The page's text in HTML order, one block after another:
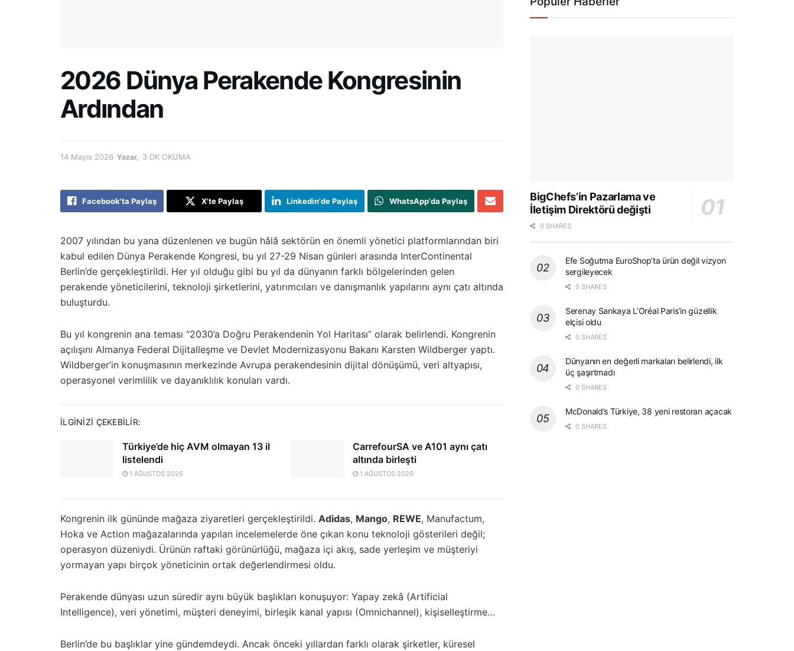
2026 Dünya Perakende Kongresinin
Ardından
14 Mayıs 2026 Yazar 3 DK OKUMA
Facebook'ta Paylaş X'te Paylaş Linkedin'de Paylaş WhatsApp'da Paylaş
2007 yılından bu yana düzenlenen ve bugün hâlâ sektörün en önemli yönetici platformlarından biri
kabul edilen Dünya Perakende Kongresi, bu yıl 27-29 Nisan günleri arasında InterContinental
Berlin’de gerçekleştirildi. Her yıl olduğu gibi bu yıl da dünyanın farklı bölgelerinden gelen
perakende yöneticilerini, teknoloji şirketlerini, yatırımcıları ve danışmanlık yapılarını aynı çatı altında
buluşturdu.
Bu yıl kongrenin ana teması “2030’a Doğru Perakendenin Yol Haritası” olarak belirlendi. Kongrenin
açılışını Almanya Federal Dijitalleşme ve Devlet Modernizasyonu Bakanı Karsten Wildberger yaptı.
Wildberger’in konuşmasının merkezinde Avrupa perakendesinin dijital dönüşümü, veri altyapısı,
operasyonel verimlilik ve dayanıklılık konuları vardı.
İLGINIZI ÇEKEBILIR:
Türkiye’de hiç AVM olmayan 13 il
listelendi
1 AĞUSTOS 2026
CarrefourSA ve A101 aynı çatı
altında birleşti
1 AĞUSTOS 2026
Kongrenin ilk gününde mağaza ziyaretleri gerçekleştirildi. Adidas, Mango, REWE, Manufactum,
Hoka ve Action mağazalarında yapılan incelemelerde öne çıkan konu teknoloji gösterileri değil;
operasyon düzeniydi. Ürünün raftaki görünürlüğü, mağaza içi akış, sade yerleşim ve müşteriyi
yormayan yapı birçok yöneticinin ortak değerlendirmesi oldu.
Perakende dünyası uzun süredir aynı büyük başlıkları konuşuyor: Yapay zekâ (Artificial
Intelligence), veri yönetimi, müşteri deneyimi, birleşik kanal yapısı (Omnichannel), kişiselleştirme…
Berlin’de bu başlıklar yine gündemdeydi. Ancak önceki yıllardan farklı olarak şirketler, küresel
BigChefs’in Pazarlama ve
İletişim Direktörü değişti
0 SHARES
Efe Soğutma EuroShop’ta ürün değil vizyon
sergileyecek
0 SHARES
Serenay Sarıkaya L’Oréal Paris’in güzellik
elçisi oldu
0 SHARES
Dünyanın en değerli markaları belirlendi, ilk
üç şaşırtmadı
0 SHARES
McDonald’s Türkiye, 38 yeni restoran açacak
0 SHARES